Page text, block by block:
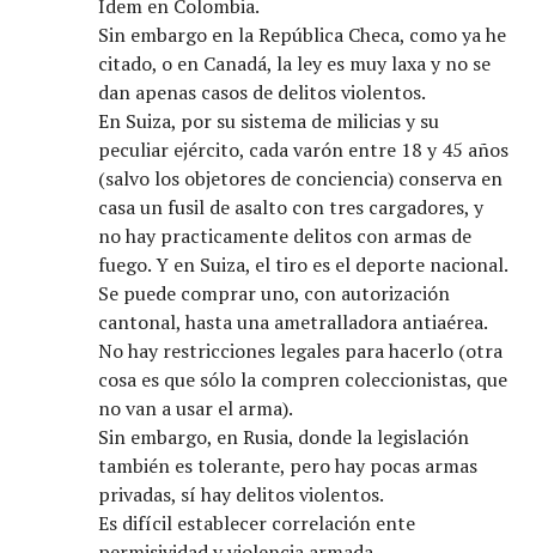
Idem en Colombia.
Sin embargo en la República Checa, como ya he
citado, o en Canadá, la ley es muy laxa y no se
dan apenas casos de delitos violentos.
En Suiza, por su sistema de milicias y su
peculiar ejército, cada varón entre 18 y 45 años
(salvo los objetores de conciencia) conserva en
casa un fusil de asalto con tres cargadores, y
no hay practicamente delitos con armas de
fuego. Y en Suiza, el tiro es el deporte nacional.
Se puede comprar uno, con autorización
cantonal, hasta una ametralladora antiaérea.
No hay restricciones legales para hacerlo (otra
cosa es que sólo la compren coleccionistas, que
no van a usar el arma).
Sin embargo, en Rusia, donde la legislación
también es tolerante, pero hay pocas armas
privadas, sí hay delitos violentos.
Es difícil establecer correlación ente